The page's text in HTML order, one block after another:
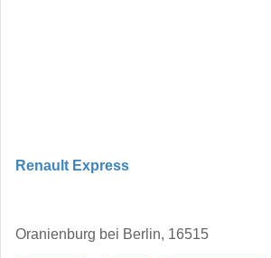
Renault Express
Oranienburg bei Berlin, 16515